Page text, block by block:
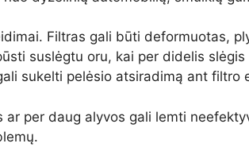
Filtras gali būti deformuotas,
suslėgtu oru, kai per didelis
sukelti pelėsio atsiradimą ant
per daug alyvos gali lemti